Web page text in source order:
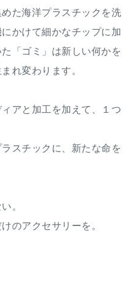
た海洋プラスチックを洗
かけて細かなチップに加
「ゴミ」は新しい何かを
れ変わります。
アと加工を加えて、１つ
スチックに、新たな命を
。
のアクセサリーを。